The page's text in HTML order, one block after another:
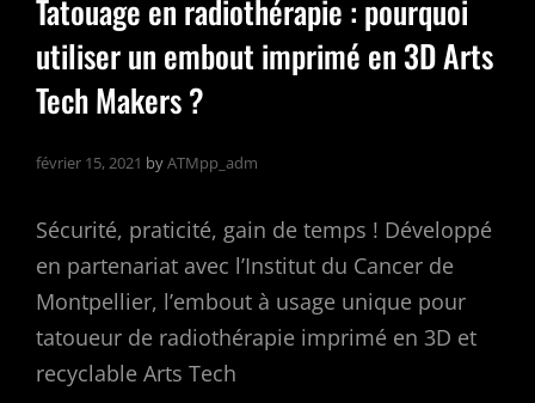
Tatouage en radiothérapie : pourquoi
utiliser un embout imprimé en 3D Arts
Tech Makers ?
février 15, 2021 byATMpp_adm
Sécurité, praticité, gain de temps ! Développé
en partenariat avec l’Institut du Cancer de
Montpellier, l’embout à usage unique pour
tatoueur de radiothérapie imprimé en 3D et
recyclable Arts Tech